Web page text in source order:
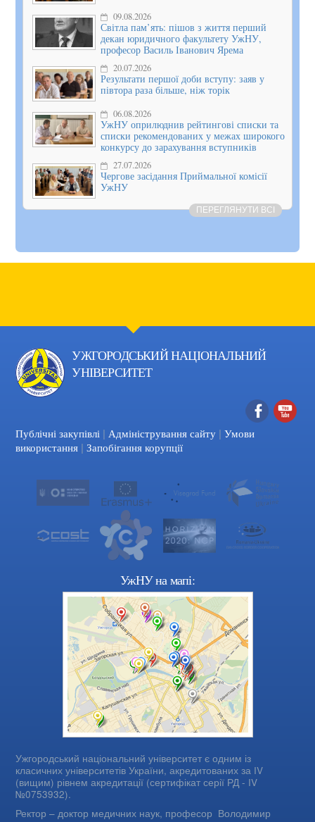
09.08.2026
Світла пам’ять: пішов з життя перший
декан юридичного факультету УжНУ,
професор Василь Іванович Ярема
20.07.2026
Результати першої доби вступу: заяв у
півтора раза більше, ніж торік
06.08.2026
УжНУ оприлюднив рейтингові списки та
списки рекомендованих у межах широкого
конкурсу до зарахування вступників
27.07.2026
Чергове засідання Приймальної комісії
УжНУ
ПЕРЕГЛЯНУТИ ВСІ
УЖГОРОДСЬКИЙ НАЦІОНАЛЬНИЙ
УНІВЕРСИТЕТ
Facebook
Публічні закупівлі | Адміністрування сайту | Умови
використання | Запобігання корупції
УжНУ на мапі:
Ужгородський національний університет є одним із
класичних університетів України, акредитованих за IV
(вищим) рівнем акредитації (сертифікат серії РД - IV
№0753932).
Ректор – доктор медичних наук, професор Володимир